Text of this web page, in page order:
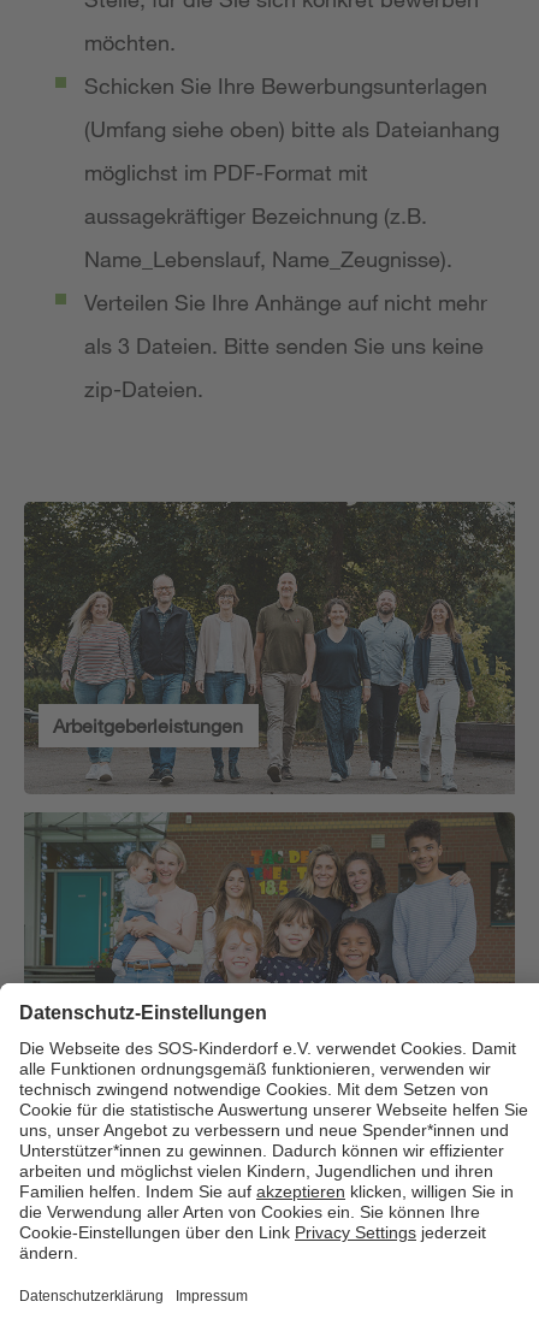
möchten.
Schicken Sie Ihre Bewerbungsunterlagen
(Umfang siehe oben) bitte als Dateianhang
möglichst im PDF-Format mit
aussagekräftiger Bezeichnung (z.B.
Name_Lebenslauf, Name_Zeugnisse).
Verteilen Sie Ihre Anhänge auf nicht mehr
als 3 Dateien. Bitte senden Sie uns keine
zip-Dateien.
Arbeitgeberleistungen